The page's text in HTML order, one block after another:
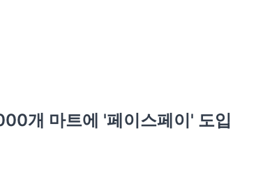
개 마트에 '페이스페이' 도입